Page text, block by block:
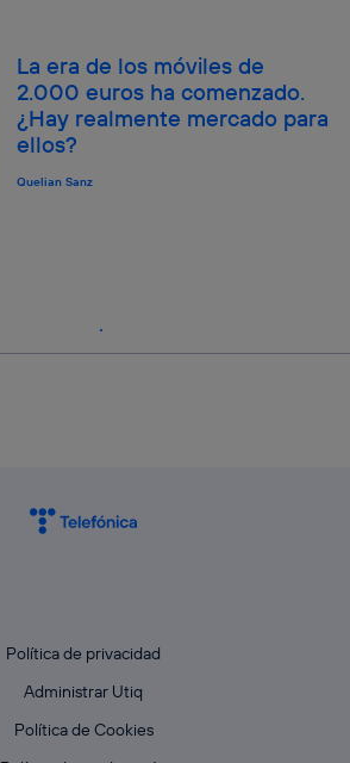
La era de los móviles de
2.000 euros ha comenzado.
¿Hay realmente mercado para
ellos?
Quelian Sanz
Política de privacidad
Administrar Utiq
Política de Cookies